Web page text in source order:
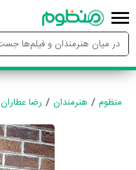
منظوم هنرمندان رضا عطاران